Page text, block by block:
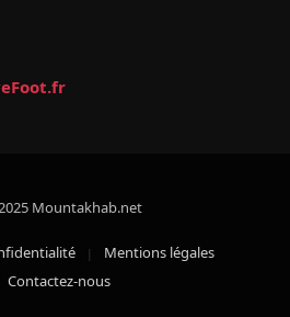
Mountakhab.net
Mentions légales
Contactez-nous